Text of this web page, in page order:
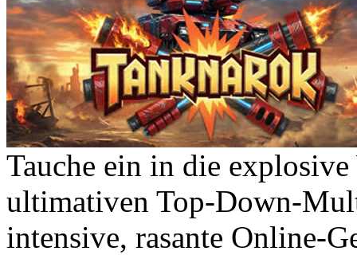
Tauche ein in die
ultimativen Top-Down-
intensive, rasante Online-